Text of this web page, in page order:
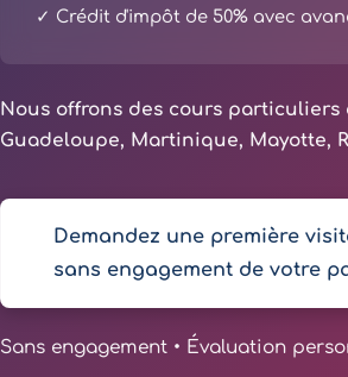
✓ Crédit d'impôt de 50% avec
Nous offrons des cours
Guadeloupe, Martinique, Mayotte,
Demandez une première
sans engagement de votre
Sans engagement • Évaluation